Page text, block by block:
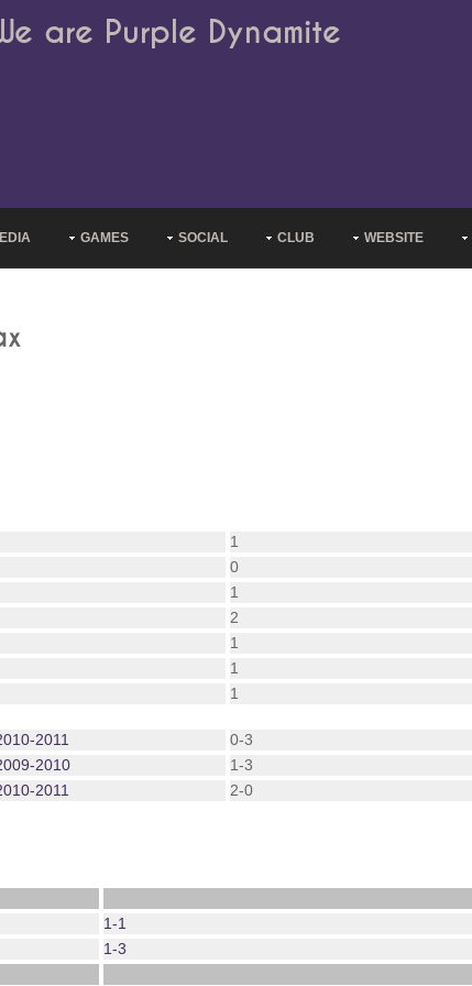
are Purple Dynamite
GAMES SOCIAL CLUB WEBSITE
1
0
1
2
1
1
1
2011
0-3
2010
1-3
2011 2-0
1-1
1-3